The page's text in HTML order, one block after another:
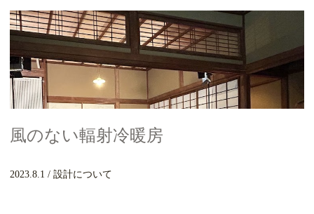
風のない輻射冷暖房
2023.8.1 設計について